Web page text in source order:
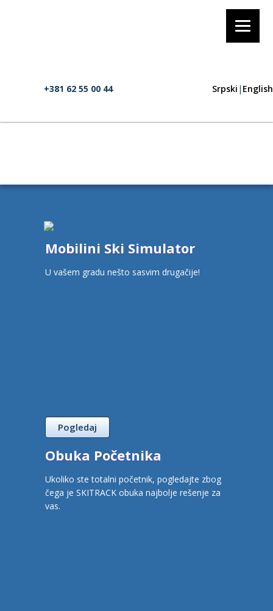
+381 62 55 00 44 Srpski | English
Mobilini Ski Simulator
U vašem gradu nešto sasvim drugačije!
Pogledaj
Obuka Početnika
Ukoliko ste totalni početnik, pogledajte zbog
čega je SKITRACK obuka najbolje rešenje za
vas.